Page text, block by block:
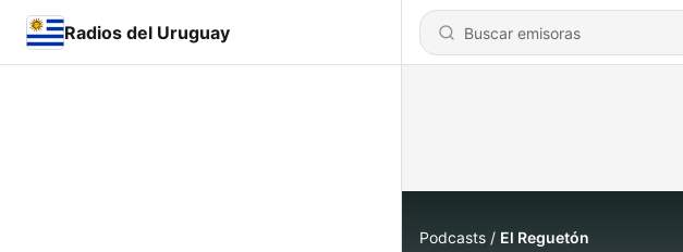
Radios del Uruguay
Podcasts El Reguetón